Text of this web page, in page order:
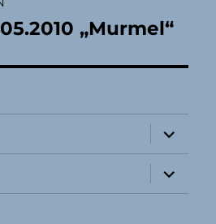
„Murmel“
öffnen
öffnen